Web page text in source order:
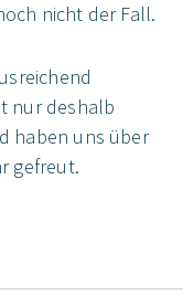
nicht der Fall.
nur deshalb
haben uns über
gefreut.